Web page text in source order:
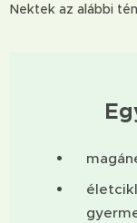
Nektek az alábbi